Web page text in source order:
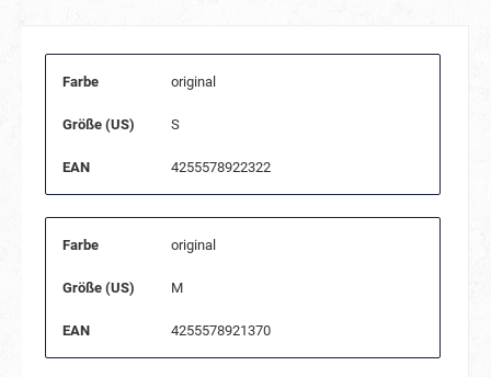
Farbe original
Größe (US) S
EAN 4255578922322
Farbe original
Größe (US) M
EAN 4255578921370